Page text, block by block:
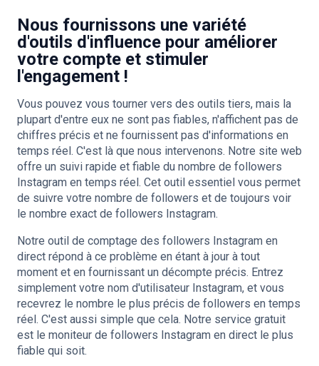
Nous fournissons une variété
d'outils d'influence pour améliorer
votre compte et stimuler
l'engagement !
Vous pouvez vous tourner vers des outils tiers, mais la
plupart d'entre eux ne sont pas fiables, n'affichent pas de
chiffres précis et ne fournissent pas d'informations en
temps réel. C'est là que nous intervenons. Notre site web
offre un suivi rapide et fiable du nombre de followers
Instagram en temps réel. Cet outil essentiel vous permet
de suivre votre nombre de followers et de toujours voir
le nombre exact de followers Instagram.
Notre outil de comptage des followers Instagram en
direct répond à ce problème en étant à jour à tout
moment et en fournissant un décompte précis. Entrez
simplement votre nom d'utilisateur Instagram, et vous
recevrez le nombre le plus précis de followers en temps
réel. C'est aussi simple que cela. Notre service gratuit
est le moniteur de followers Instagram en direct le plus
fiable qui soit.